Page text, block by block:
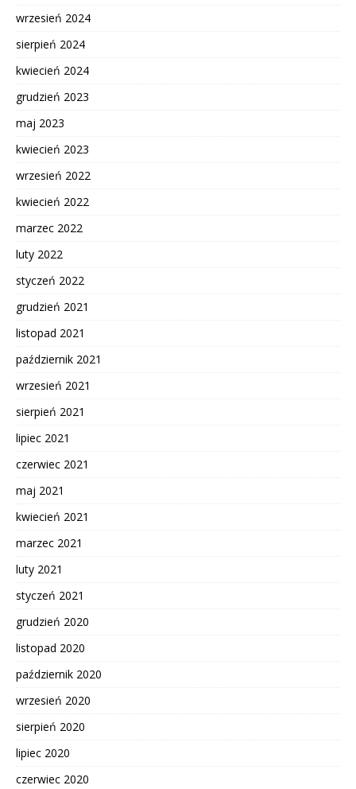
wrzesień 2024
sierpień 2024
kwiecień 2024
grudzień 2023
maj 2023
kwiecień 2023
wrzesień 2022
kwiecień 2022
marzec 2022
luty 2022
styczeń 2022
grudzień 2021
listopad 2021
październik 2021
wrzesień 2021
sierpień 2021
lipiec 2021
czerwiec 2021
maj 2021
kwiecień 2021
marzec 2021
luty 2021
styczeń 2021
grudzień 2020
listopad 2020
październik 2020
wrzesień 2020
sierpień 2020
lipiec 2020
czerwiec 2020